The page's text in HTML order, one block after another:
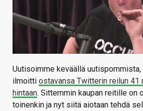
HAKU
Uutisoimme keväällä uutispommista,
ilmoitti ostavansa Twitterin reilun 41
hintaan. Sittemmin kaupan reitille on
toinenkin ja nyt siitä aiotaan tehdä